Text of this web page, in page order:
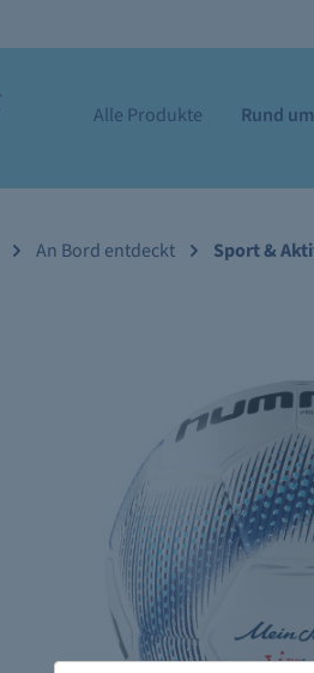
Alle Produkte Rund
An Bord entdeckt Sport &